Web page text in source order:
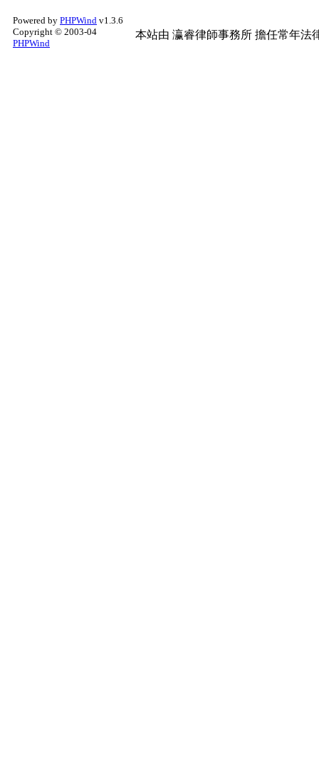
Powered by PHPWind v1.3.6
Copyright © 2003-04
PHPWind
本站由 瀛睿律師事務所 擔任常年法